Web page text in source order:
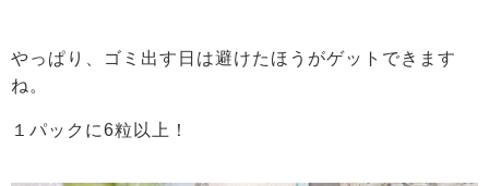
やっぱり、ゴミ出す日は避けたほうがゲットできます
ね。
１パックに6粒以上！